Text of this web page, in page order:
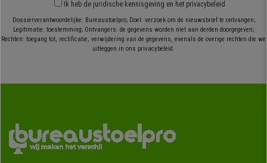
Ik heb de juridische kennisgeving en het privacybeleid
Dossierverantwoordelijke: Bureaustoelpro; Doel: verzoek om de nieuwsbrief te ontvangen;
Legitimatie: toestemming; Ontvangers: de gegevens worden niet aan derden doorgegeven;
Rechten: toegang tot, rectificatie, verwijdering van de gegevens, evenals de overige rechten die we
uitleggen in ons privacybeleid.